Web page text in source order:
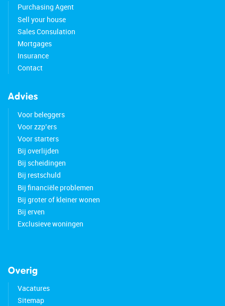
Purchasing Agent
Sell your house
Sales Consulation
Mortgages
Insurance
Contact
Advies
Voor beleggers
Voor zzp’ers
Voor starters
Bij overlijden
Bij scheidingen
Bij restschuld
Bij financiële problemen
Bij groter of kleiner wonen
Bij erven
Exclusieve woningen
Overig
Vacatures
Sitemap